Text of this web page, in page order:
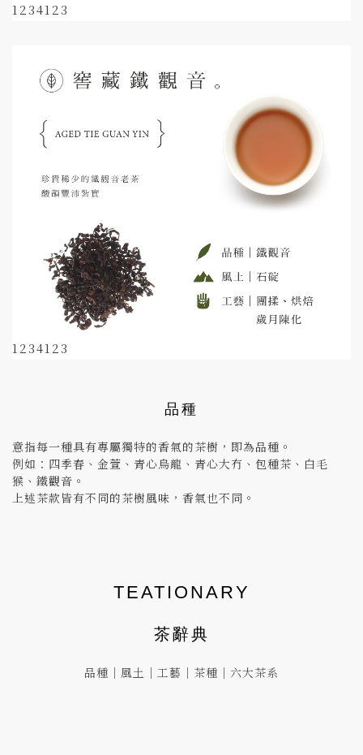
1234123
1234123
品種
意指每一種具有專屬獨特的香氣的茶樹，即為品種。
例如：四季春、金萱、青心烏龍、青心大冇、包種茶、白毛
猴、鐵觀音。
上述茶款皆有不同的茶樹風味，香氣也不同。
TEATIONARY
茶辭典
品種 ｜ 風土 ｜ 工藝 ｜ 茶種 ｜ 六大茶系